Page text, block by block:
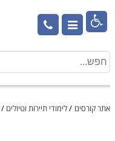

אתר קורסים /לימודי תיירות וטיולים /